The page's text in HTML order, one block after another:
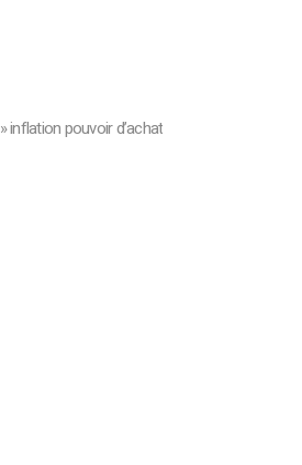
»inflation pouvoir d’achat